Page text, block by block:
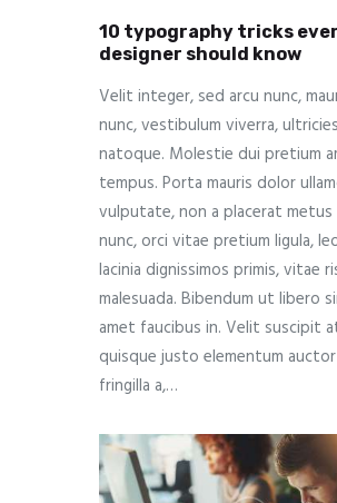
10 typography tricks
designer should know
Velit integer, sed arcu nunc,
nunc, vestibulum viverra,
natoque. Molestie dui pretium
tempus. Porta mauris dolor
vulputate, non a placerat
nunc, orci vitae pretium ligula,
lacinia dignissimos primis, vitae
malesuada. Bibendum ut libero
amet faucibus in. Velit suscipit
quisque justo elementum
fringilla a,…